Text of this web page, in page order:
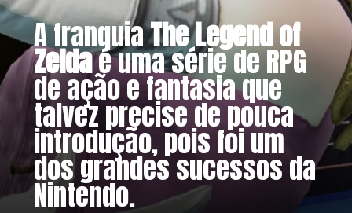
A franquiaThe Legend of
Zeldaé uma série de RPG
de ação e fantasia que
talvez precise de pouca
introdução, pois foi um
dos grandes sucessos da
Nintendo.